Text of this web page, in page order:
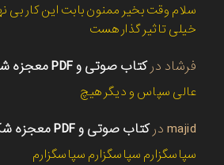
سلام وقت بخیر ممنون بابت این کار بی
خیلی تاثیر گذار هست
فرشاد درکتاب صوتی و PDF معجزه شکرگزاری از راندا برن
عالی سپاس و دیگر هیچ
majid درکتاب صوتی و PDF معجزه شکرگزاری از راندا برن
سپاسگزارم سپاسگزارم سپاسگزارم